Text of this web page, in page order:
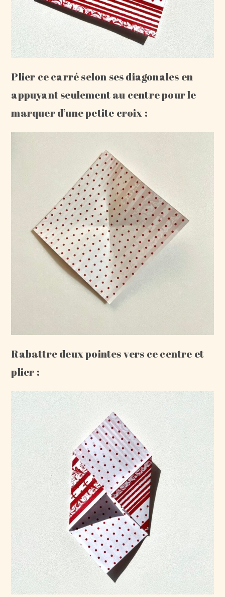
Plier ce carré selon ses diagonales en
appuyant seulement au centre pour le
marquer d’une petite croix :
Rabattre deux pointes vers ce centre et
plier :